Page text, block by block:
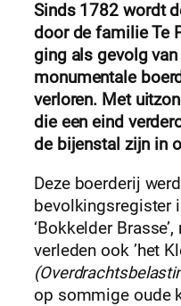
Sinds 1782 wordt
door de familie Te
ging als gevolg
monumentale
verloren. Met
die een eind
de bijenstal zijn in
Deze boerderij
bevolkingsregister
‘Bokkelder
verleden ook ’het
op sommige oude